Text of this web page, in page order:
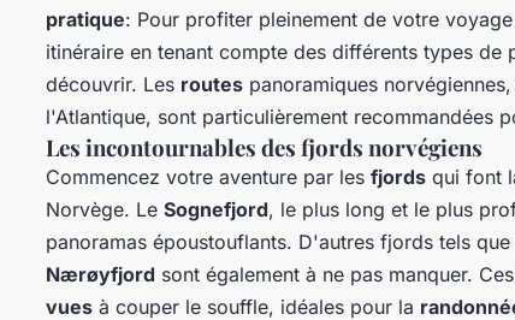
pratique: Pour profiter pleinement de votre
itinéraire en tenant compte des différents types de
découvrir. Les routes panoramiques
l'Atlantique, sont particulièrement recommandées
Les incontournables des fjords norvégiens
Commencez votre aventure par les fjords qui font
Norvège. Le Sognefjord, le plus long et le plus
panoramas époustouflants. D'autres fjords tels que
Nærøyfjord sont également à ne pas manquer.
vues à couper le souffle, idéales pour la